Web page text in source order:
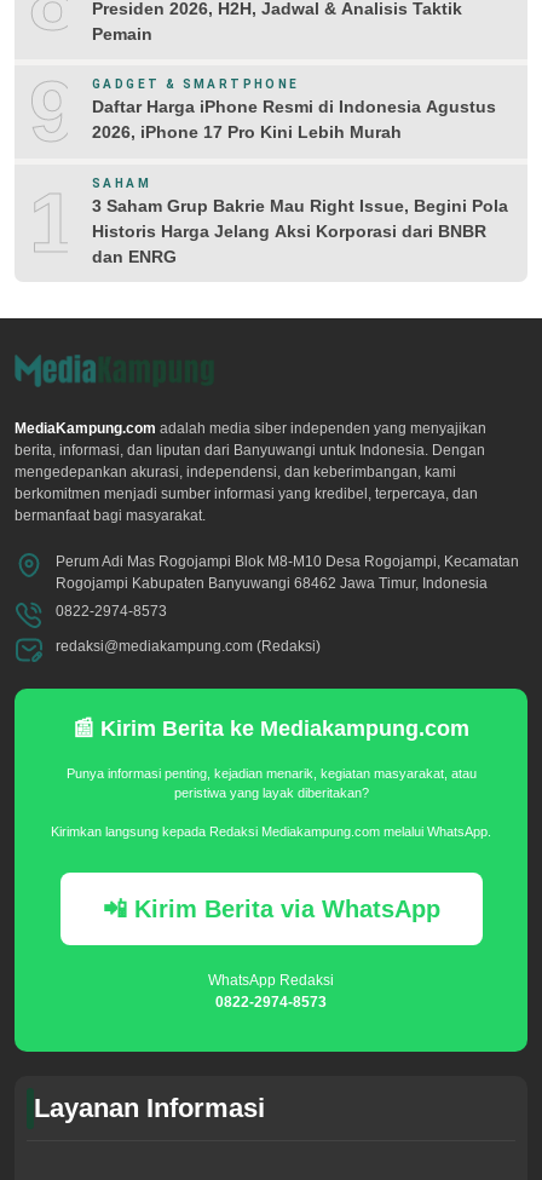
Presiden 2026, H2H, Jadwal & Analisis Taktik
Pemain
9 GADGET & SMARTPHONE
Daftar Harga iPhone Resmi di Indonesia Agustus
2026, iPhone 17 Pro Kini Lebih Murah
10
SAHAM
3 Saham Grup Bakrie Mau Right Issue, Begini Pola
Historis Harga Jelang Aksi Korporasi dari BNBR
dan ENRG
MediaKampung.com adalah media siber independen yang menyajikan
berita, informasi, dan liputan dari Banyuwangi untuk Indonesia. Dengan
mengedepankan akurasi, independensi, dan keberimbangan, kami
berkomitmen menjadi sumber informasi yang kredibel, terpercaya, dan
bermanfaat bagi masyarakat.
Perum Adi Mas Rogojampi Blok M8-M10 Desa Rogojampi, Kecamatan
Rogojampi Kabupaten Banyuwangi 68462 Jawa Timur, Indonesia
0822-2974-8573
redaksi@mediakampung.com (Redaksi)
📰 Kirim Berita ke Mediakampung.com
Punya informasi penting, kejadian menarik, kegiatan masyarakat, atau
peristiwa yang layak diberitakan?
Kirimkan langsung kepada Redaksi Mediakampung.com melalui WhatsApp.
📲 Kirim Berita via WhatsApp
WhatsApp Redaksi
0822-2974-8573
Layanan Informasi